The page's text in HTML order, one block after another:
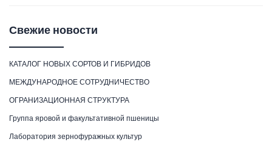
Свежие новости
КАТАЛОГ НОВЫХ СОРТОВ И ГИБРИДОВ
МЕЖДУНАРОДНОЕ СОТРУДНИЧЕСТВО
ОГРАНИЗАЦИОННАЯ СТРУКТУРА
Группа яровой и факультативной пшеницы
Лаборатория зернофуражных культур